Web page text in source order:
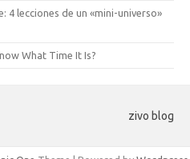
4 lecciones de un «mini-universo»
What Time It Is?
zivo blog